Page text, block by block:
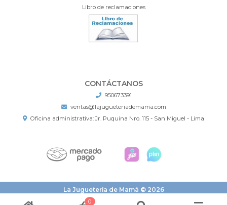
Libro de reclamaciones
CONTÁCTANOS
950673391
ventas@lajugueteriademama.com
Oficina administrativa: Jr. Puquina Nro. 115 - San Miguel - Lima
La Juguetería de Mamá © 2026
¿Te gusta mi tienda? Yo vendo con
0